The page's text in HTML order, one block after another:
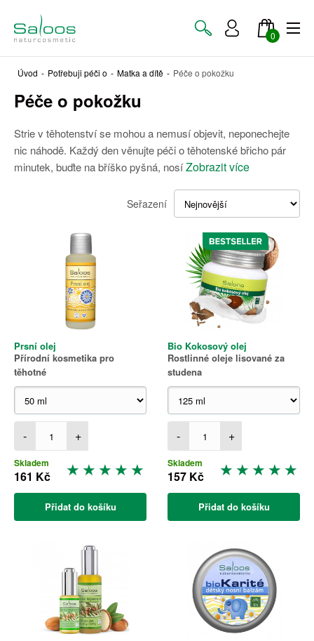
0
Úvod - Potřebuji péči o - Matka a dítě - Péče o pokožku
Péče o pokožku
Strie v těhotenství se mohou a nemusí objevit, neponechejte
nic náhodě. Každý den věnujte péči o těhotenské břicho pár
minutek, buďte na bříško pyšná, nosíZobrazit více
Seřazení
Prsní olej
Přírodní kosmetika pro
těhotné
- +
Skladem
161 Kč
Přidat do košíku
Bio Kokosový olej
Rostlinné oleje lisované za
studena
- +
Skladem
157 Kč
Přidat do košíku